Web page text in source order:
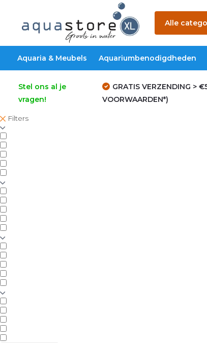
Alle
Aquaria & Meubels Aquariumbenodigdheden
Stel ons al je
vragen!
GRATIS VERZENDING >
VOORWAARDEN*)
Filters